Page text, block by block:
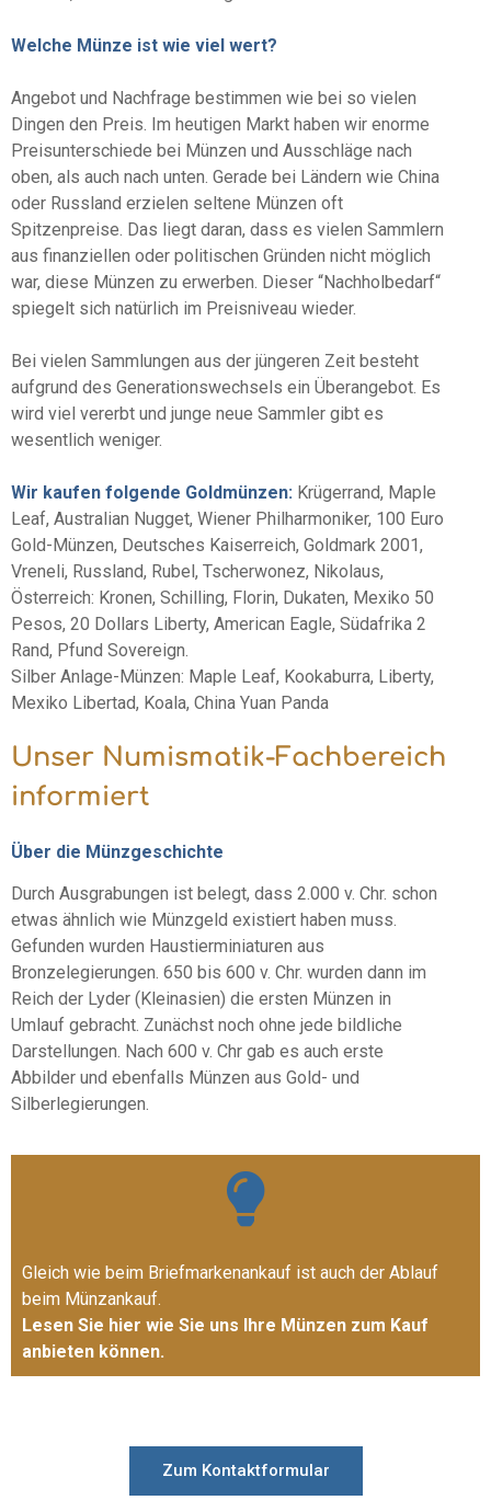
Welche Münze ist wie viel wert?
Angebot und Nachfrage bestimmen wie bei so vielen
Dingen den Preis. Im heutigen Markt haben wir enorme
Preisunterschiede bei Münzen und Ausschläge nach
oben, als auch nach unten. Gerade bei Ländern wie China
oder Russland erzielen seltene Münzen oft
Spitzenpreise. Das liegt daran, dass es vielen Sammlern
aus finanziellen oder politischen Gründen nicht möglich
war, diese Münzen zu erwerben. Dieser “Nachholbedarf“
spiegelt sich natürlich im Preisniveau wieder.
Bei vielen Sammlungen aus der jüngeren Zeit besteht
aufgrund des Generationswechsels ein Überangebot. Es
wird viel vererbt und junge neue Sammler gibt es
wesentlich weniger.
Wir kaufen folgende Goldmünzen: Krügerrand, Maple
Leaf, Australian Nugget, Wiener Philharmoniker, 100 Euro
Gold-Münzen, Deutsches Kaiserreich, Goldmark 2001,
Vreneli, Russland, Rubel, Tscherwonez, Nikolaus,
Österreich: Kronen, Schilling, Florin, Dukaten, Mexiko 50
Pesos, 20 Dollars Liberty, American Eagle, Südafrika 2
Rand, Pfund Sovereign.
Silber Anlage-Münzen: Maple Leaf, Kookaburra, Liberty,
Mexiko Libertad, Koala, China Yuan Panda
Unser Numismatik-Fachbereich
informiert
Über die Münzgeschichte
Durch Ausgrabungen ist belegt, dass 2.000 v. Chr. schon
etwas ähnlich wie Münzgeld existiert haben muss.
Gefunden wurden Haustierminiaturen aus
Bronzelegierungen. 650 bis 600 v. Chr. wurden dann im
Reich der Lyder (Kleinasien) die ersten Münzen in
Umlauf gebracht. Zunächst noch ohne jede bildliche
Darstellungen. Nach 600 v. Chr gab es auch erste
Abbilder und ebenfalls Münzen aus Gold- und
Silberlegierungen.
Gleich wie beim Briefmarkenankauf ist auch der Ablauf
beim Münzankauf.
Lesen Sie hier wie Sie uns Ihre Münzen zum Kauf
anbieten können.
Zum Kontaktformular